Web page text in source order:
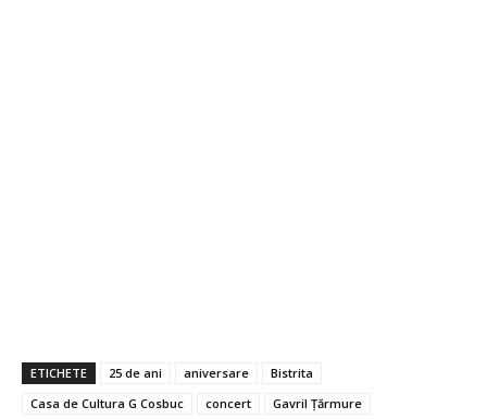
ETICHETE 25 de ani aniversare
Bistrita
Casa de Cultura G Cosbuc
concert
Gavril Țărmure